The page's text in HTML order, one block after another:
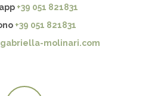
+39 051 821831
+39 051 821831
molinari.com